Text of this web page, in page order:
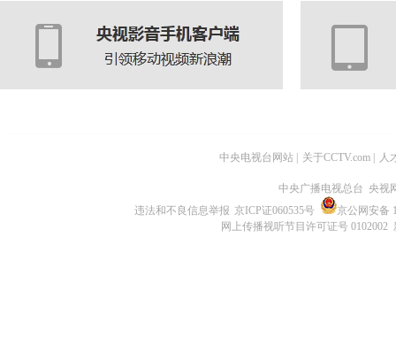
中央电视台网站 关于CCTV.com 人
中央广播电视总台 央视
违法和不良信息举报 京ICP证060535号
京公网安备
网上传播视听节目许可证号 0102002